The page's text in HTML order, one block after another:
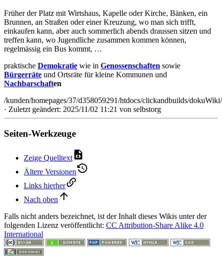
Früher der Platz mit Wirtshaus, Kapelle oder Kirche, Bänken, ein
Brunnen, an Straßen oder einer Kreuzung, wo man sich trifft,
einkaufen kann, aber auch sommerlich abends draussen sitzen und
treffen kann, wo Jugendliche zusammen kommen können,
regelmässig ein Bus kommt, …
praktische Demokratie wie in Genossenschaften sowie
Bürgerräte und Ortsräte für kleine Kommunen und
Nachbarschaften
/kunden/homepages/37/d358059291/htdocs/clickandbuilds/
· Zuletzt geändert: 2025/11/02 11:21 von selbstorg
Seiten-Werkzeuge
Zeige Quelltext
Ältere Versionen
Links hierher
Nach oben
Falls nicht anders bezeichnet, ist der Inhalt dieses Wikis unter der
folgenden Lizenz veröffentlicht: CC Attribution-Share Alike 4.0
International